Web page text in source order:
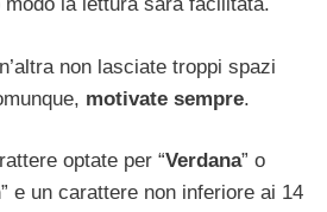
modo la lettura sarà facilitata.
non lasciate troppi spazi
motivate sempre.
optate per “Verdana” o
” e un carattere non inferiore ai 14